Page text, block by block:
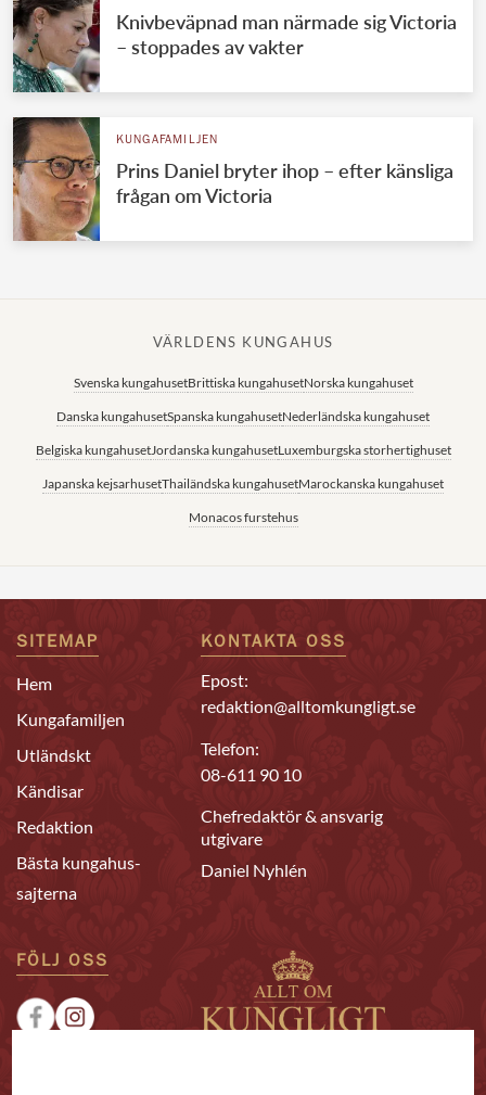
Knivbeväpnad man närmade sig Victoria
– stoppades av vakter
KUNGAFAMILJEN
Prins Daniel bryter ihop – efter känsliga
frågan om Victoria
VÄRLDENS KUNGAHUS
Svenska kungahusetBrittiska kungahusetNorska kungahuset
Danska kungahusetSpanska kungahusetNederländska kungahuset
Belgiska kungahusetJordanska kungahusetLuxemburgska storhertighuset
Japanska kejsarhusetThailändska kungahusetMarockanska kungahuset
Monacos furstehus
SITEMAP
Hem
Kungafamiljen
Utländskt
Kändisar
Redaktion
Bästa kungahus-
sajterna
KONTAKTA OSS
Epost:
redaktion@alltomkungligt.se
Telefon:
08-611 90 10
Chefredaktör & ansvarig
utgivare
Daniel Nyhlén
FÖLJ OSS